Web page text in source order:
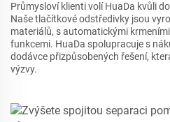
Průmysloví klienti volí HuaDa kvůli
Naše tlačítkové odstředivky jsou
materiálů, s automatickými
funkcemi. HuaDa spolupracuje s
dodávce přizpůsobených řešení,
výzvy.